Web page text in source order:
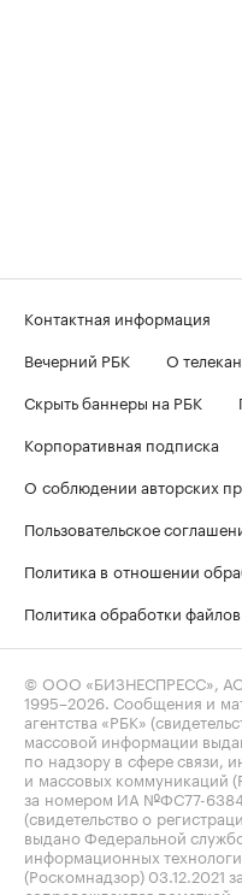
Контактная информация
Вечерний РБК
О
Скрыть баннеры на РБК
Корпоративная подписка
О соблюдении авторских
Пользовательское
Политика в отношении
Политика обработки
© ООО «БИЗНЕСПРЕСС»,
1995–2026 . Сообщения и
агентства «РБК»
массовой информации
по надзору в сфере связи,
и массовых коммуникаций
за номером ИА №ФС77-
(свидетельство о
выдано Федеральной
информационных
(Роскомнадзор)